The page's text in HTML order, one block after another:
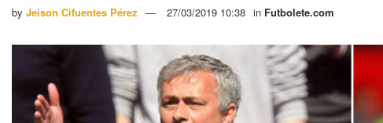
by Jeison Cifuentes Pérez 27/03/2019 10:38 in Futbolete.com